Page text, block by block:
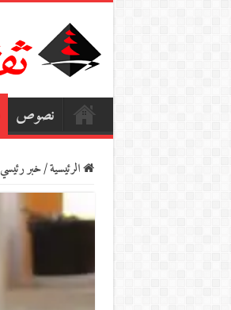
نصوص
الرئيسية/خبر رئيسي